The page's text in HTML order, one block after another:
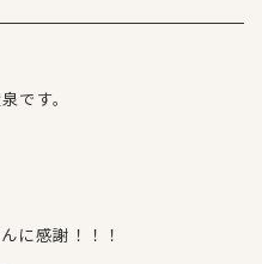
です。
に感謝！！！